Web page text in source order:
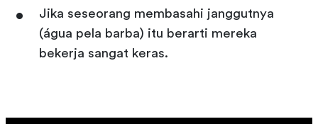
Jika seseorang membasahi janggutnya
(água pela barba) itu berarti mereka
bekerja sangat keras.